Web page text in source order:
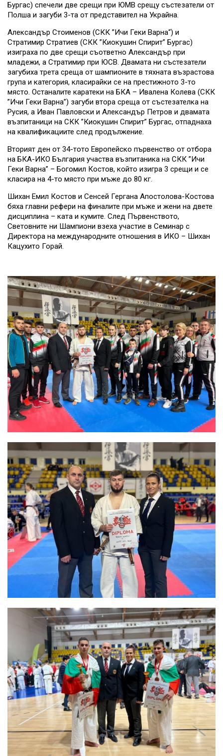
Бургас) спечели две срещи при ЮМВ срещу състезатели от
Полша и загуби 3-та от представител на Украйна.
Александър Стоименов (СКК ”Ичи Геки Варна“) и
Стратимир Стратиев (СКК ”Киокушин Спирит” Бургас)
изиграха по две срещи съответно Александър при
младежи, а Стратимир при ЮСВ. Двамата ни състезатели
загубиха трета среща от шампионите в тяхната възрастова
група и категория, класирайки се на престижното 3-то
място. Останалите каратеки на БКА – Ивалена Колева (СКК
”Ичи Геки Варна”) загуби втора среща от състезателка на
Русия, а Иван Павловски и Александър Петров и двамата
възпитаници на СКК ”Киокушин Спирит” Бургас, отпаднаха
на квалификациите след продължение.
Вторият ден от 34-тото Европейско първенство от отбора
на БКА-ИКО България участва възпитаника на СКК ”Ичи
Геки Варна” – Богомил Костов, който изигра 3 срещи и се
класира на 4-то място при мъже до 80 кг.
Шихан Емил Костов и Сенсей Гергана Апостолова-Костова
бяха главни рефери на финалите при мъже и жени на двете
дисциплина – ката и кумите. След Първенството,
Световните ни Шампиони взеха участие в Семинар с
Директора на международните отношения в ИКО – Шихан
Кацухито Горай.